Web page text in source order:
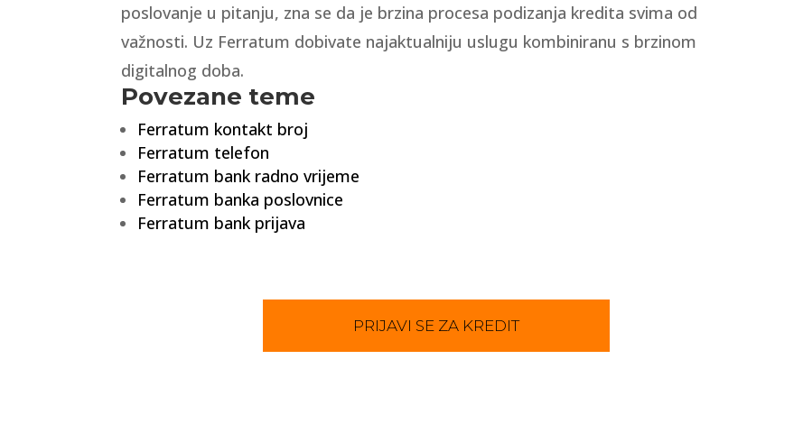
poslovanje u pitanju, zna se da je brzina procesa podizanja kredita svima od
važnosti. Uz Ferratum dobivate najaktualniju uslugu kombiniranu s brzinom
digitalnog doba.
Povezane teme
Ferratum kontakt broj
Ferratum telefon
Ferratum bank radno vrijeme
Ferratum banka poslovnice
Ferratum bank prijava
PRIJAVI SE ZA KREDIT